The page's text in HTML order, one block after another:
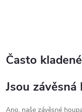
a
c
í
p
á
k
o
Často
Jsou
Ano, naše závěsné